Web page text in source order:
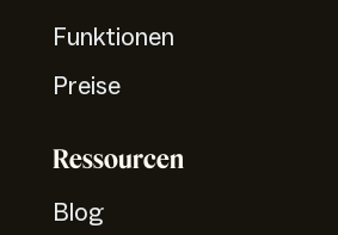
Funktionen
Preise
Ressourcen
Blog